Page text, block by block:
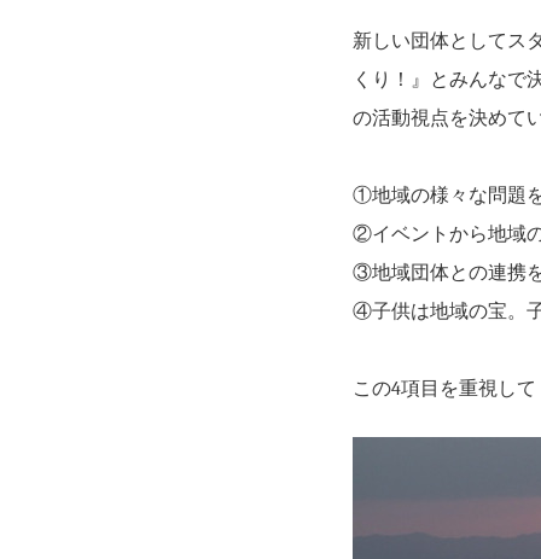
新しい団体としてス
くり！』とみんなで
の活動視点を決めて
①地域の様々な問題
②イベントから地域
③地域団体との連携
④子供は地域の宝。
この4項目を重視し